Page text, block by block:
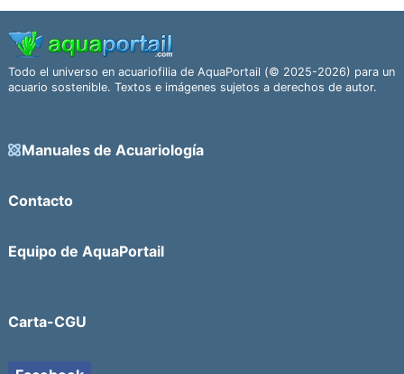
Todo el universo en acuariofilia de AquaPortail (© 2025-2026) para un
acuario sostenible. Textos e imágenes sujetos a derechos de autor.
Manuales de Acuariología
Contacto
Equipo de AquaPortail
Carta-CGU